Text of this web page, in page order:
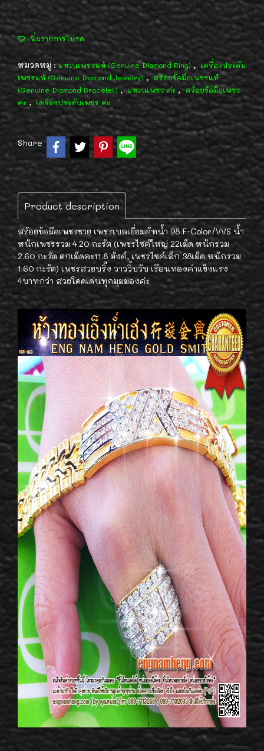
เพิ่มรายการโปรด
หมวดหมู่ :แหวนเพชรแท้ (Genuine Diamond Ring) , เครื่องประดับ
เพชรแท้ (Genuine Diamond Jewelry) , สร้อยข้อมือเพชรแท้
(Genuine Diamond Bracelet), แหวนเพชร ค่ะ , สร้อยข้อมือเพชร
ค่ะ , เครื่องประดับเพชร ค่ะ
Share
Product description
สร้อยข้อมือเพชรชาย เพชรเบลเยี่ยมคัทน้ำ 98 F-Color/VVS น้ำ
หนักเพชรรวม 4.20 กะรัต (เพชรไซค์ใหญ่ 22เม็ด หนักรวม
2.60 กะรัต ตกเม็ดละ11.8 ตังค์, เพชรไซค์เล็ก 38เม็ด หนักรวม
1.60 กะรัต) เพชรสวยบริ๊ง วาววิ้บวับ เรือนทองคำแข็งแรง
4บาทกว่า สวยโดดเด่นทุกมุมมองค่ะ